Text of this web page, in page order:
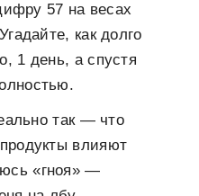
57 на весах
как долго
1 день, а спустя
так — что
влияют
«гноя» —